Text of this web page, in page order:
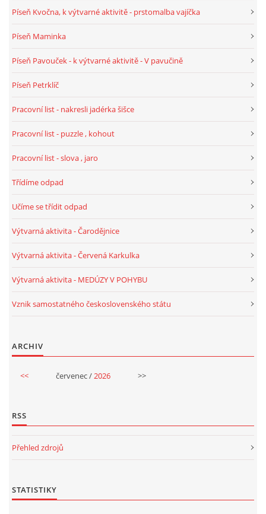
SVĚTOVÝ DEN VODY 22. BŘEZEN
RECENZE NA KNIHY
MIKULÁŠSKÁ NADÍLKA
UČTE DĚTI PROŽITKEM
Píseň Kvočna, k výtvarné aktivitě - prstomalba vajíčka
Píseň Maminka
Píseň Pavouček - k výtvarné aktivitě - V pavučině
Píseň Petrklíč
Pracovní list - nakresli jadérka šišce
Pracovní list - puzzle , kohout
Pracovní list - slova , jaro
Třídíme odpad
Učíme se třídit odpad
Výtvarná aktivita - Čarodějnice
Výtvarná aktivita - Červená Karkulka
Výtvarná aktivita - MEDÚZY V POHYBU
Vznik samostatného československého státu
ARCHIV
<< červenec /2026 >>
RSS
Přehled zdrojů
STATISTIKY